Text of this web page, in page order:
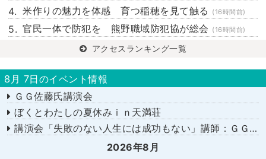
米作りの魅力を体感 育つ稲穂を見て触る (16時間前)
官民一体で防犯を 熊野職域防犯協が総会 (16時間前)
アクセスランキング一覧
8月 7日のイベント情報
ＧＧ佐藤氏講演会
ぼくとわたしの夏休みｉｎ天満荘
講演会「失敗のない人生には成功もない」講師：ＧＧ佐藤さん
2026年8月